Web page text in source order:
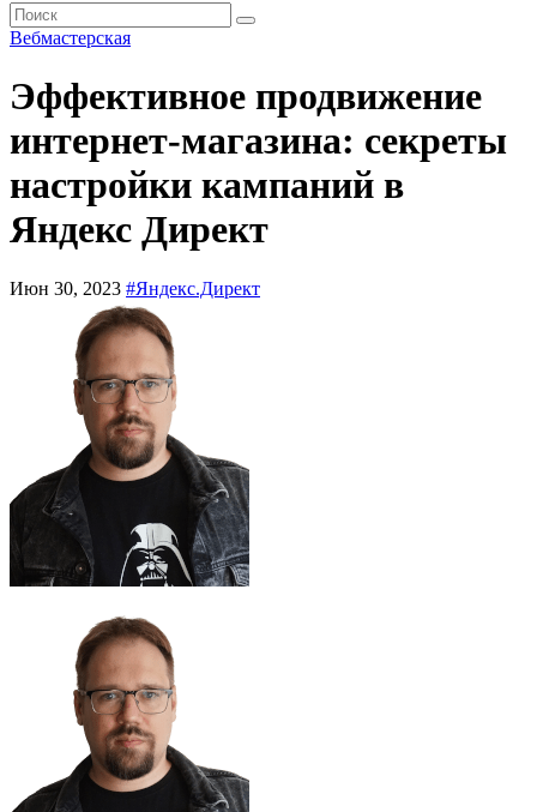
Вебмастерская
Эффективное продвижение
интернет-магазина: секреты
настройки кампаний в
Яндекс Директ
Июн 30, 2023 #Яндекс.Директ